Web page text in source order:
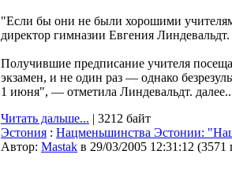
"Если бы они не были хорошими
директор гимназии Евгения Линдевальдт.
Получившие предписание учителя
экзамен, и не один раз — однако
1 июня", — отметила Линдевальдт.
Читать дальше... | 3212 байт
Эстония : Нацменьшинства Эстонии:
Автор: Мastak в 29/03/2005 12:31:12 (3571